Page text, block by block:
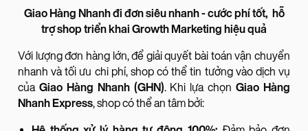
Giao Hàng Nhanh đi đơn siêu nhanh - cước phí tốt, hỗ
trợ shop triển khai Growth Marketing hiệu quả
Với lượng đơn hàng lớn, để giải quyết bài toán vận chuyển
nhanh và tối ưu chi phí, shop có thể tin tưởng vào dịch vụ
củaGiao Hàng Nhanh (GHN). Khi lựa chọnGiao Hàng
Nhanh Express, shop có thể an tâm bởi: